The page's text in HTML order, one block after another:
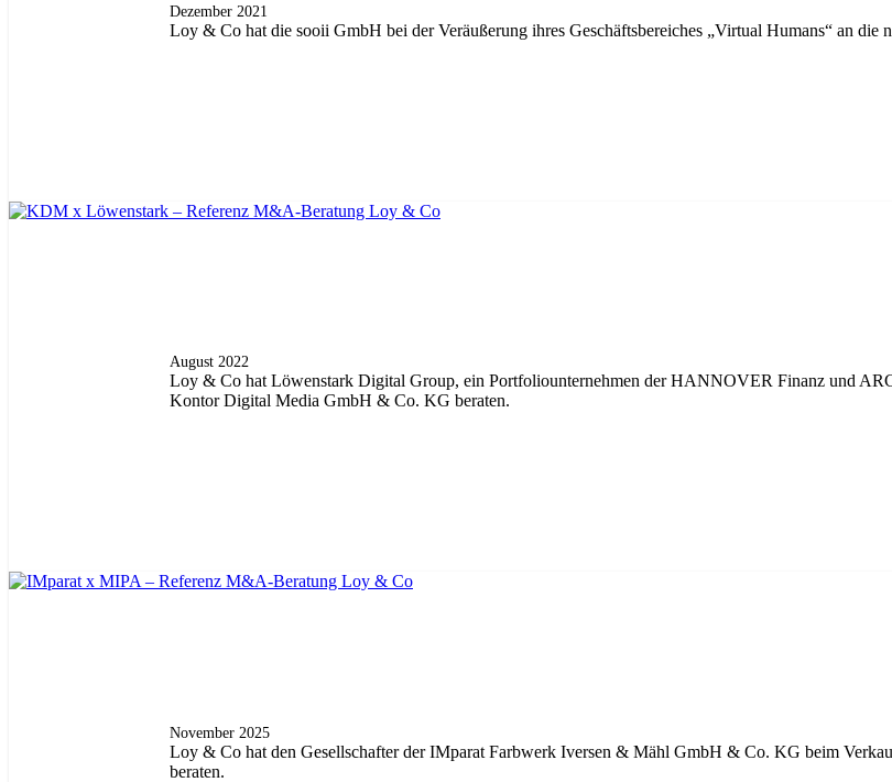
Dezember 2021
Loy & Co hat die sooii GmbH bei der Veräußerung ihres Geschäftsbereiches „Virtual Humans“ an die
August 2022
Loy & Co hat Löwenstark Digital Group, ein Portfoliounternehmen der HANNOVER Finanz und
Kontor Digital Media GmbH & Co. KG beraten.
November 2025
Loy & Co hat den Gesellschafter der IMparat Farbwerk Iversen & Mähl GmbH & Co. KG beim
beraten.